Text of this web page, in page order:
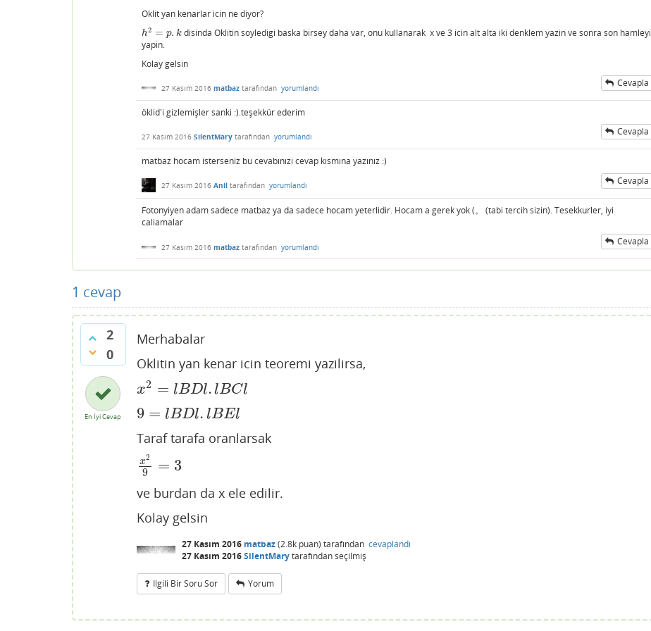
Oklit yan kenarlar icin ne diyor?
h2 = p. k
h2 =p. k
disinda Oklitin soyledigi baska birsey daha var, onu kullanarak x ve 3 icin alt alta iki denklem yazin ve sonra son hamleyi
yapin.
Kolay gelsin
27 Kasım 2016 matbaz tarafından yorumlandı Cevapla
öklid'i gizlemişler sanki :).teşekkür ederim
27 Kasım 2016 SilentMary tarafından yorumlandı Cevapla
matbaz hocam isterseniz bu cevabınızı cevap kısmına yazınız :)
27 Kasım 2016 Anil tarafından yorumlandı Cevapla
Fotonyiyen adam sadece matbaz ya da sadece hocam yeterlidir. Hocam a gerek yok (。 (tabi tercih sizin). Tesekkurler, iyi
caliamalar
27 Kasım 2016 matbaz tarafından yorumlandı Cevapla
1 cevap
2
0
En İyi Cevap
Merhabalar
Oklitin yan kenar icin teoremi yazilirsa,
x2 = lBDl. lBCl
x2= lB Dl.lBCl
9 = lBDl. lBEl
9=lB Dl.lBEl
Taraf tarafa oranlarsak
x2
9 = 3
x29 =3
ve burdan da x ele edilir.
Kolay gelsin
27 Kasım 2016 matbaz(2.8k puan) tarafından cevaplandı
27 Kasım 2016SilentMarytarafındanseçilmiş
Ilgili Bir Soru Sor Yorum